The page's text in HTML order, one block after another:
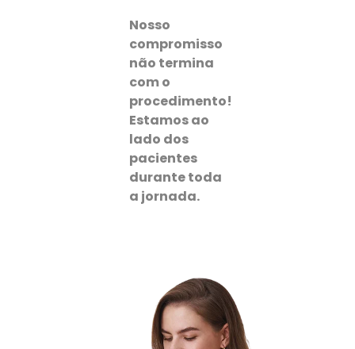
Nosso
compromisso
não termina
com o
procedimento!
Estamos ao
lado dos
pacientes
durante toda
a jornada.